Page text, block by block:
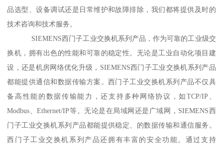
品选型、设备调试还是日常维护和故障排除，我们都将提供及时的
技术咨询和技术服务。
SIEMENS西门子工业交换机系列产品，作为可靠的工业级交
换机，拥有出色的性能和可靠的稳定性。无论是工业自动化项目建
设，还是机房网络优化升级，SIEMENS西门子工业交换机系列产品
都能提供通信和数据传输方案。西门子工业交换机系列产品不仅具
备高性能的数据传输能力，还支持多种网络协议，如TCP/IP、
Modbus、Ethernet/IP等。无论是在局域网还是广域网，SIEMENS西
门子工业交换机系列产品都能提供稳定、的数据传输和通信服务。
西门子工业交换机系列产品还拥有丰富的安全功能。通过支持